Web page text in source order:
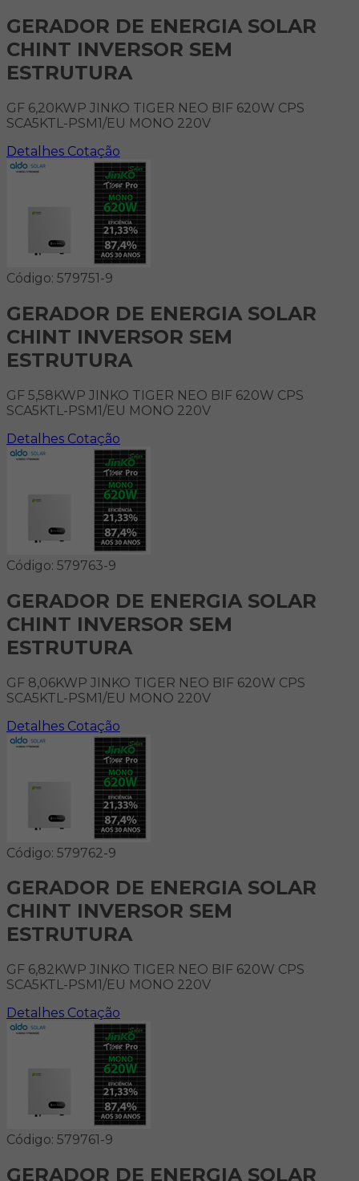
GERADOR DE ENERGIA SOLAR
CHINT INVERSOR SEM
ESTRUTURA
GF 6,20KWP JINKO TIGER NEO BIF 620W CPS
SCA5KTL-PSM1/EU MONO 220V
Detalhes Cotação
Código: 579751-9
GERADOR DE ENERGIA SOLAR
CHINT INVERSOR SEM
ESTRUTURA
GF 5,58KWP JINKO TIGER NEO BIF 620W CPS
SCA5KTL-PSM1/EU MONO 220V
Detalhes Cotação
Código: 579763-9
GERADOR DE ENERGIA SOLAR
CHINT INVERSOR SEM
ESTRUTURA
GF 8,06KWP JINKO TIGER NEO BIF 620W CPS
SCA5KTL-PSM1/EU MONO 220V
Detalhes Cotação
Código: 579762-9
GERADOR DE ENERGIA SOLAR
CHINT INVERSOR SEM
ESTRUTURA
GF 6,82KWP JINKO TIGER NEO BIF 620W CPS
SCA5KTL-PSM1/EU MONO 220V
Detalhes Cotação
Código: 579761-9
GERADOR DE ENERGIA SOLAR